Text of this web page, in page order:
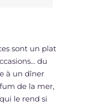
sont un plat
du
à un dîner
de la mer,
le rend si